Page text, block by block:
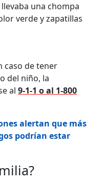
una chompa
verde y zapatillas
caso de tener
del niño, la
al9-1-1 o al 1-800
alertan que más
podrían estar